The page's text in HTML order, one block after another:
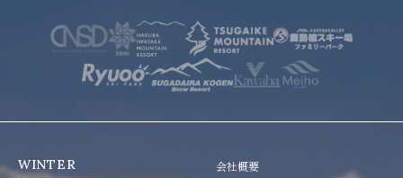
WINTER
会社概要